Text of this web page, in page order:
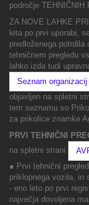
področje TEHNIČNIH
ZA NOVE LAHKE
leta po prvi uporabi,
predloženega
tehničnem pregledu
lahko izda tudi
Seznam
objavljen na spletni
tem seznamu so
za prikolice znamke
PRVI TEHNIČNI
na spletni strani
● Prvi tehnični
priklopnega vozila, in
- eno leto po prvi
največja dovoljena